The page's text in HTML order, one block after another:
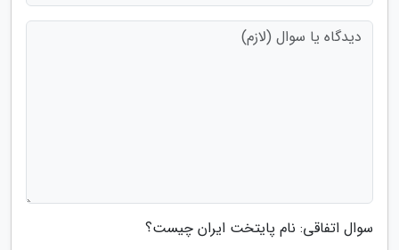
سوال اتفاقی: نام پایتخت ایران چیست؟